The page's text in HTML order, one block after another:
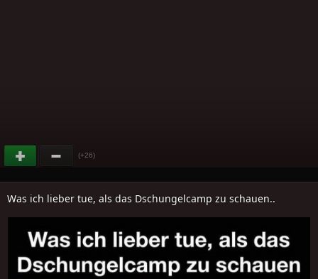
(+26)
Was ich lieber tue, als das Dschungelcamp zu schauen..